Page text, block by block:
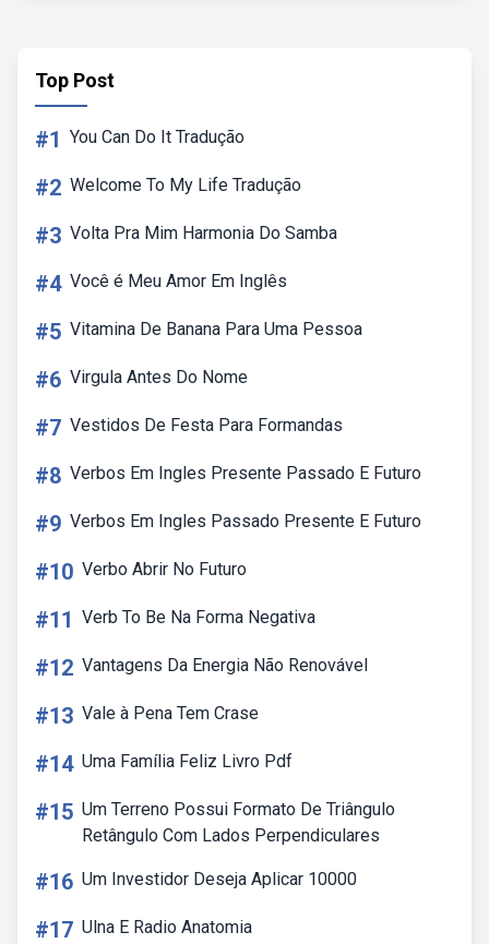
Top Post
#1 You Can Do It Tradução
#2 Welcome To My Life Tradução
#3 Volta Pra Mim Harmonia Do Samba
#4 Você é Meu Amor Em Inglês
#5 Vitamina De Banana Para Uma Pessoa
#6 Virgula Antes Do Nome
#7 Vestidos De Festa Para Formandas
#8 Verbos Em Ingles Presente Passado E Futuro
#9 Verbos Em Ingles Passado Presente E Futuro
#10 Verbo Abrir No Futuro
#11 Verb To Be Na Forma Negativa
#12 Vantagens Da Energia Não Renovável
#13 Vale à Pena Tem Crase
#14 Uma Família Feliz Livro Pdf
#15 Um Terreno Possui Formato De Triângulo
Retângulo Com Lados Perpendiculares
#16 Um Investidor Deseja Aplicar 10000
#17 Ulna E Radio Anatomia